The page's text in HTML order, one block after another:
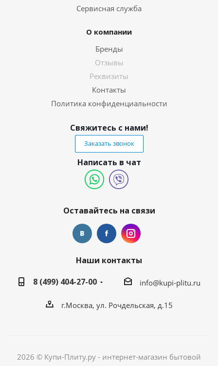
Сервисная служба
О компании
Бренды
Отзывы
Реквизиты
Контакты
Политика конфиденциальности
Свяжитесь с нами!
Заказать звонок
Написать в чат
Оставайтесь на связи
Наши контакты
8 (499) 404-27-00
info@kupi-plitu.ru
г.Москва, ул. Рочдельская, д.15
2026 © Купи-Плиту.ру - интернет-магазин бытовой